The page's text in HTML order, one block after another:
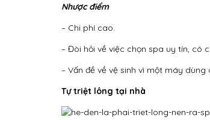
Nhược điểm
– Chi phí cao.
– Đòi hỏi về việc chọn spa uy tín, có
– Vấn đề về vệ sinh vì một máy dùng
Tự triệt lông tại nhà